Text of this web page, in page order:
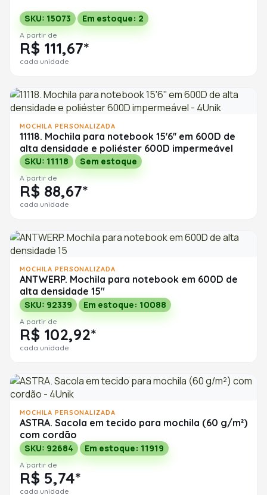
SKU: 15073 Em estoque: 2
A partir de
R$ 111,67*
cada unidade
MOCHILA PERSONALIZADA
11118. Mochila para notebook 15'6'' em 600D de
alta densidade e poliéster 600D impermeável
SKU: 11118 Sem estoque
A partir de
R$ 88,67*
cada unidade
MOCHILA PERSONALIZADA
ANTWERP. Mochila para notebook em 600D de
alta densidade 15"
SKU: 92339 Em estoque: 10088
A partir de
R$ 102,92*
cada unidade
MOCHILA PERSONALIZADA
ASTRA. Sacola em tecido para mochila (60 g/m²)
com cordão
SKU: 92684 Em estoque: 11919
A partir de
R$ 5,74*
cada unidade